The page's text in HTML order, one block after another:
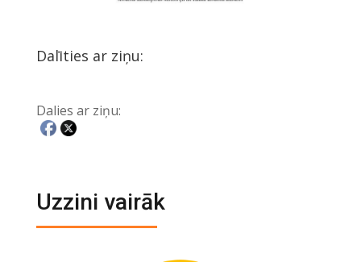
Dalīties ar ziņu:
Dalies ar ziņu:
Uzzini vairāk